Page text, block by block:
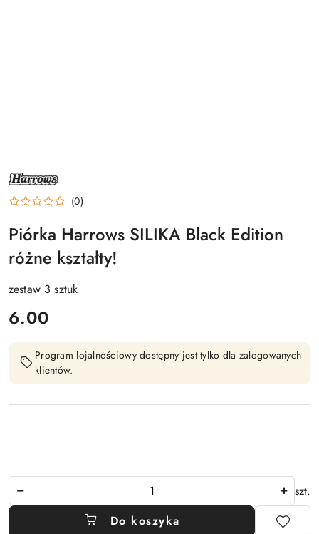
NAZWA
PRODUCENTA:
HARROWS (0)
Piórka Harrows SILIKA Black Edition
różne kształty!
zestaw 3 sztuk
cena:
6.00
Program lojalnościowy dostępny jest tylko dla zalogowanych
klientów.
szt.
Do koszyka